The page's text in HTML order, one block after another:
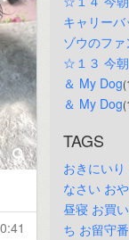
キャリーバ
ゾウのファ
☆１３ 今
＆ My Dog
＆ My Dog
TAGS
おきにいり
なさい お
昼寝 お買
ち お留守番